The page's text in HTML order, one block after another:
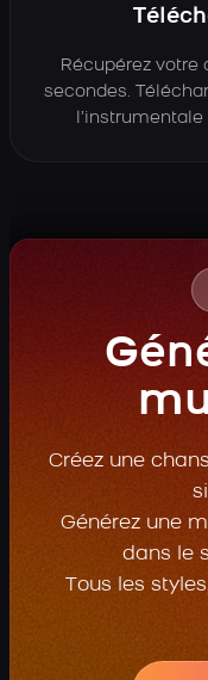
Récupérez votre
secondes.
Créez une
Générez une
dans le
Tous les